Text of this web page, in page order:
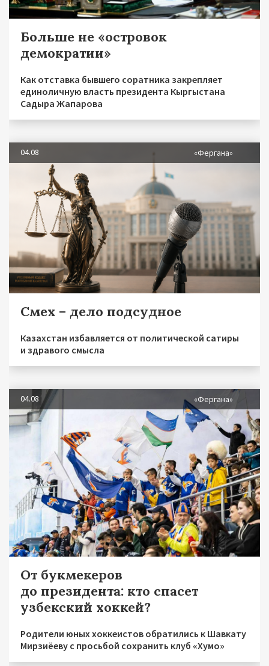
Больше не «островок
демократии»
Как отставка бывшего соратника закрепляет
единоличную власть президента Кыргыстана
Садыра Жапарова
04.08 «Фергана»
Смех – дело подсудное
Казахстан избавляется от политической сатиры
и здравого смысла
04.08 «Фергана»
От букмекеров
до президента: кто спасет
узбекский хоккей?
Родители юных хоккеистов обратились к Шавкату
Мирзиёеву с просьбой сохранить клуб «Хумо»